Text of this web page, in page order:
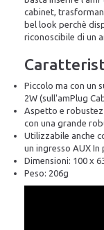
cabinet,
bel look perchè
riconoscibile di un
Piccolo ma con un
2W (sull'amPlug
Aspetto e
con una grande
Utilizzabile anche
un ingresso AUX In
Dimensioni: 100 x
Peso: 206g